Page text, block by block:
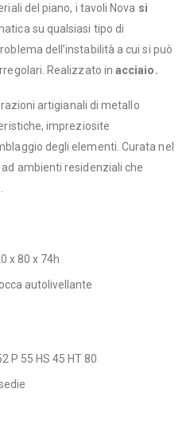
del piano, i tavoli Nova si
su qualsiasi tipo di
dell’instabilità a cui si può
Realizzato inacciaio.
artigianali di metallo
impreziosite
degli elementi. Curata nel
ambienti residenziali che
x 80 x 74h
autolivellante
P 55 HS 45 HT 80